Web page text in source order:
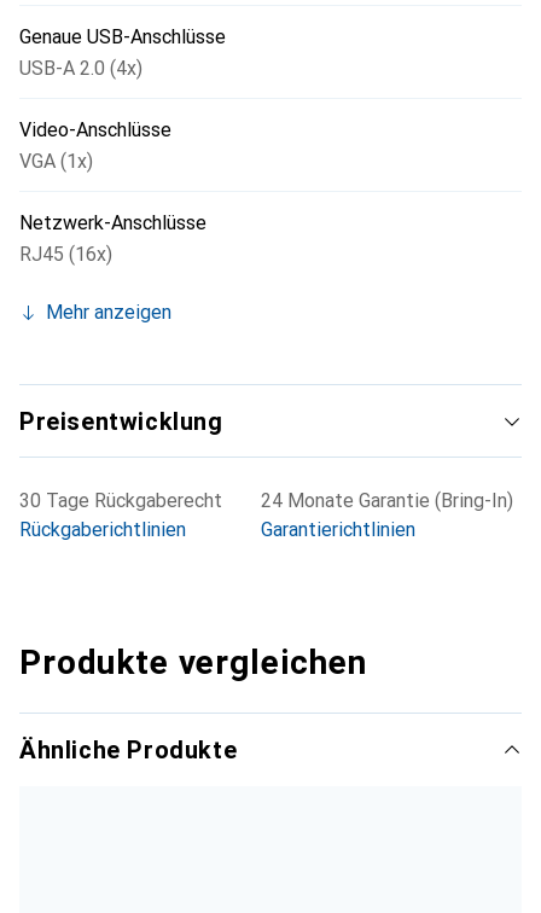
Genaue USB-Anschlüsse
USB-A 2.0 (4x)
Video-Anschlüsse
VGA (1x)
Netzwerk-Anschlüsse
RJ45 (16x)
Mehr anzeigen
Preisentwicklung
30 Tage Rückgaberecht
Rückgaberichtlinien
24 Monate Garantie (Bring-In)
Garantierichtlinien
Produkte vergleichen
Ähnliche Produkte